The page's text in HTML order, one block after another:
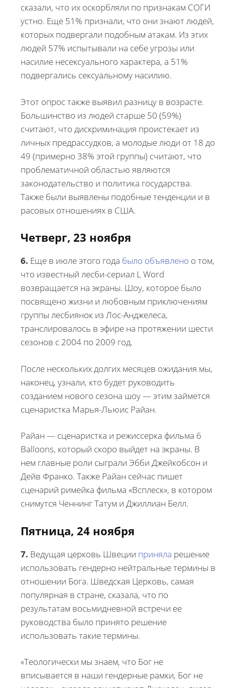
сказали, что их оскорбляли по признакам СОГИ
устно. Еще 51% признали, что они знают людей,
которых подвергали подобным атакам. Из этих
людей 57% испытывали на себе угрозы или
насилие несексуального характера, а 51%
подвергались сексуальному насилию.
Этот опрос также выявил разницу в возрасте.
Большинство из людей старше 50 (59%)
считают, что дискриминация проистекает из
личных предрассудков, а молодые люди от 18 до
49 (примерно 38% этой группы) считают, что
проблематичной областью являются
законодательство и политика государства.
Также были выявлены подобные тенденции и в
расовых отношениях в США.
Четверг, 23 ноября
6. Еще в июле этого года было объявлено о том,
что известный лесби-сериал L Word
возвращается на экраны. Шоу, которое было
посвящено жизни и любовным приключениям
группы лесбиянок из Лос-Анджелеса,
транслировалось в эфире на протяжении шести
сезонов с 2004 по 2009 год.
После нескольких долгих месяцев ожидания мы,
наконец, узнали, кто будет руководить
созданием нового сезона шоу — этим займется
сценаристка Марья-Льюис Райан.
Райан — сценаристка и режиссерка фильма 6
Balloons, который скоро выйдет на экраны. В
нем главные роли сыграли Эбби Джейкобсон и
Дейв Франко. Также Райан сейчас пишет
сценарий римейка фильма «Всплеск», в котором
снимутся Ченнинг Татум и Джиллиан Белл.
Пятница, 24 ноября
7. Ведущая церковь Швеции приняла решение
использовать гендерно нейтральные термины в
отношении Бога. Шведская Церковь, самая
популярная в стране, сказала, что по
результатам восьмидневной встречи ее
руководства было принято решение
использовать такие термины.
«Теологически мы знаем, что Бог не
вписывается в наши гендерные рамки, Бог не